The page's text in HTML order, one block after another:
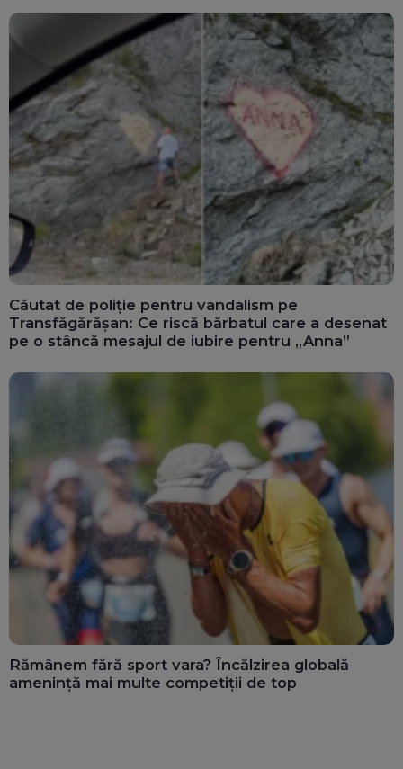
Căutat de poliție pentru vandalism pe
Transfăgărășan: Ce riscă bărbatul care a desenat
pe o stâncă mesajul de iubire pentru „Anna”
Rămânem fără sport vara? Încălzirea globală
amenință mai multe competiții de top